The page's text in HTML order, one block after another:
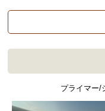
プライマー/